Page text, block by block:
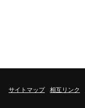
サイトマップ 相互リンク